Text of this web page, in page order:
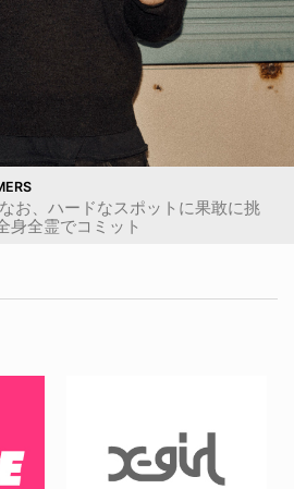
お、ハードなスポットに果敢に挑
身全霊でコミット